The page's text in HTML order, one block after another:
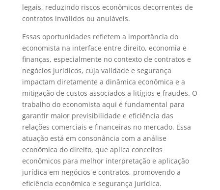
legais, reduzindo riscos econômicos decorrentes de
contratos inválidos ou anuláveis.
Essas oportunidades refletem a importância do
economista na interface entre direito, economia e
finanças, especialmente no contexto de contratos e
negócios jurídicos, cuja validade e segurança
impactam diretamente a dinâmica econômica e a
mitigação de custos associados a litígios e fraudes. O
trabalho do economista aqui é fundamental para
garantir maior previsibilidade e eficiência das
relações comerciais e financeiras no mercado. Essa
atuação está em consonância com a análise
econômica do direito, que aplica conceitos
econômicos para melhor interpretação e aplicação
jurídica em negócios e contratos, promovendo a
eficiência econômica e segurança jurídica.